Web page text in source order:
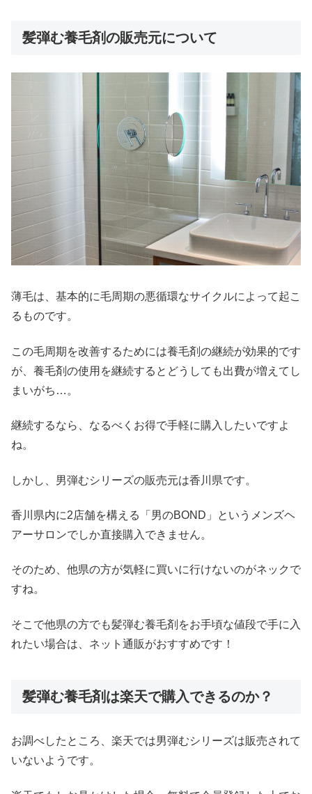
髪弾む養毛剤の販売元について
薄毛は、基本的に毛周期の悪循環なサイクルによって起こ
るものです。
この毛周期を改善するためには養毛剤の継続が効果的です
が、養毛剤の使用を継続するとどうしても出費が増えてし
まいがち … 。
継続するなら、なるべくお得で手軽に購入したいですよ
ね。
しかし、男弾むシリーズの販売元は香川県です。
香川県内に2店舗を構える「男のBOND 」というメンズヘ
アーサロンでしか直接購入できません。
そのため、他県の方が気軽に買いに行けないのがネックで
すね。
そこで他県の方でも髪弾む養毛剤をお手頃な値段で手に入
れたい場合は、ネット通販がおすすめです！
髪弾む養毛剤は楽天で購入できるのか？
お調べしたところ、楽天では男弾むシリーズは販売されて
いないようです。